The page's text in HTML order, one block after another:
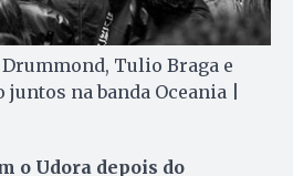
Drummond, Tulio Braga e
na banda Oceania |
o Udora depois do